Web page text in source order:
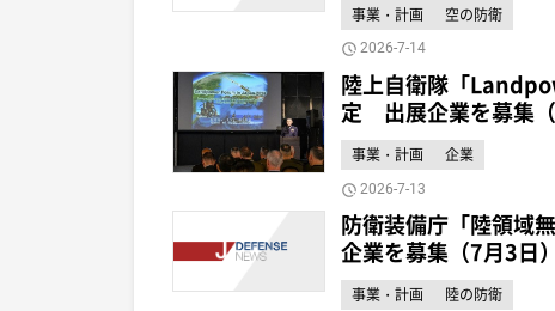
事業・計画 空の防衛
2026-7-14
陸上自衛隊「
定 出展企業を募集（
事業・計画 企業
2026-7-13
防衛装備庁「陸領域
企業を募集（7月3日）
事業・計画 陸の防衛